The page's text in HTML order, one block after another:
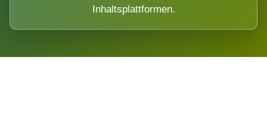
Inhaltsplattformen.